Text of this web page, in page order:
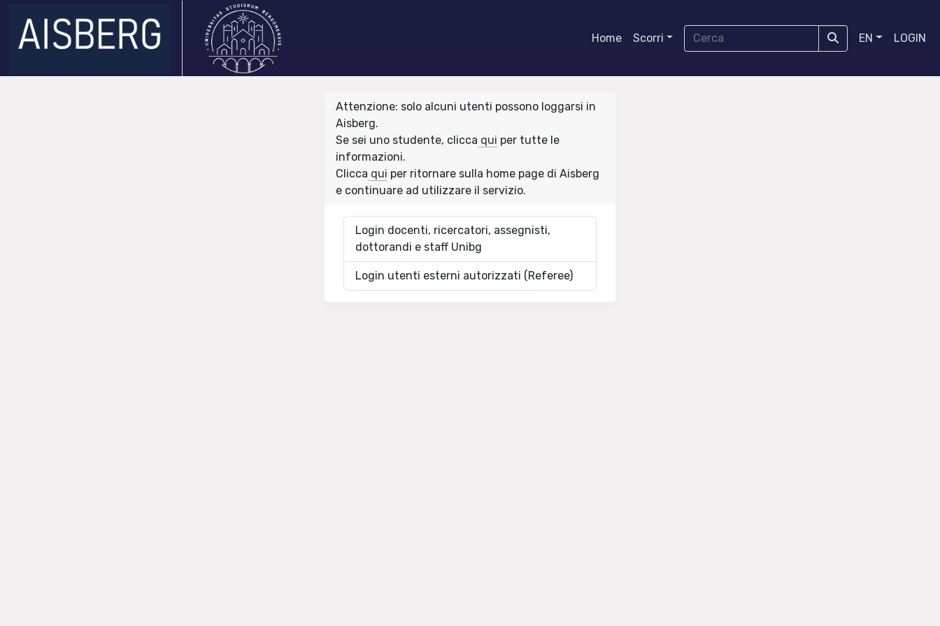
Home Scorri EN LOGIN
Attenzione: solo alcuni utenti possono loggarsi in
Aisberg.
Se sei uno studente, clicca qui per tutte le
informazioni.
Clicca qui per ritornare sulla home page di Aisberg
e continuare ad utilizzare il servizio.
Login docenti, ricercatori, assegnisti,
dottorandi e staff Unibg
Login utenti esterni autorizzati (Referee)